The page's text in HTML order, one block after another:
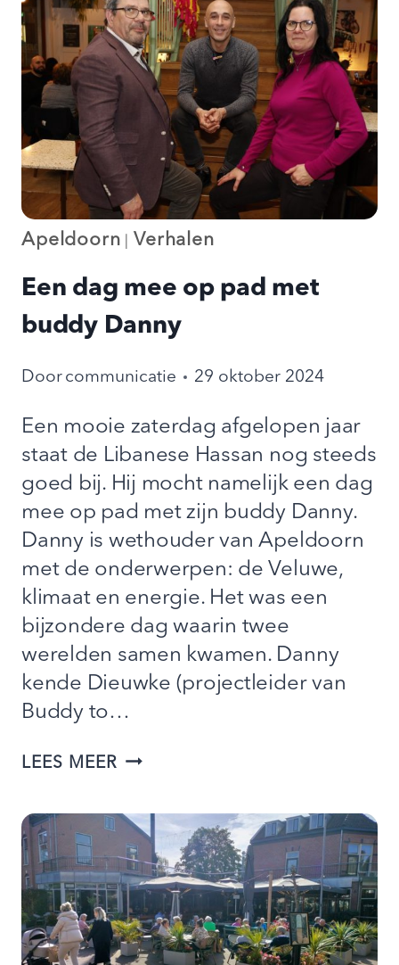
KERSTAVOND
2025
Apeldoorn Verhalen
Een dag mee op pad met
buddy Danny
Door communicatie 29 oktober 2024
Een mooie zaterdag afgelopen jaar
staat de Libanese Hassan nog steeds
goed bij. Hij mocht namelijk een dag
mee op pad met zijn buddy Danny.
Danny is wethouder van Apeldoorn
met de onderwerpen: de Veluwe,
klimaat en energie. Het was een
bijzondere dag waarin twee
werelden samen kwamen. Danny
kende Dieuwke (projectleider van
Buddy to…
LEES MEEREEN
MEE
OP
PAD
MET
BUDDY
DANNY